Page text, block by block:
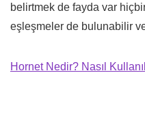
belirtmek de fayda var
eşleşmeler de bulunabilir
Hornet Nedir? Nasıl